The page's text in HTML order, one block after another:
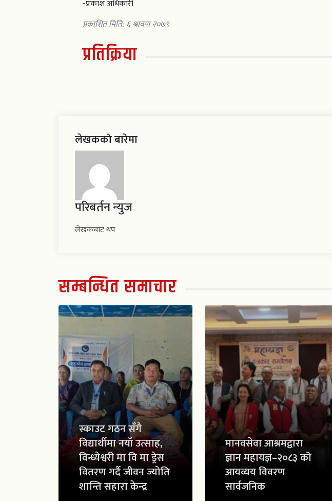
-प्रकाश अधिकारी
प्रकाशित मिति: ६ श्रावण २०७९
प्रतिक्रिया
लेखकको बारेमा
परिबर्तन न्युज
लेखकबाट थप
सम्बन्धित समाचार
स्काउट गठन सँगै
विद्यार्थीमा नयाँ उत्साह,
विन्ध्येश्वरी मा वि मा ड्रेस
वितरण गर्दै जीवन ज्योति
शान्ति सहारा केन्द्र
मानवसेवा आश्रमद्वारा
ज्ञान महायज्ञ–२०८३ को
आयव्यय विवरण
सार्वजनिक